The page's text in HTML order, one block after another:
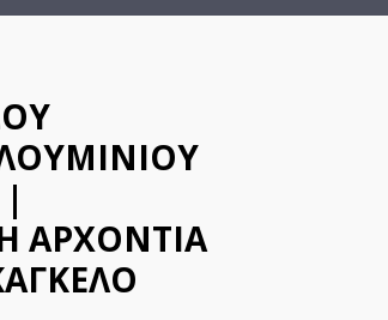
ΑΡΧΟΝΤΙΆ